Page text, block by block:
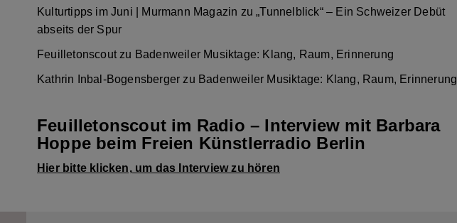
Kulturtipps im Juni | Murmann Magazin zu„Tunnelblick“ – Ein Schweizer Debüt
abseits der Spur
Feuilletonscoutzu Badenweiler Musiktage: Klang, Raum, Erinnerung
Kathrin Inbal-Bogensberger zu Badenweiler Musiktage: Klang, Raum, Erinnerung
Feuilletonscout im Radio – Interview mit Barbara
Hoppe beim Freien Künstlerradio Berlin
Hier bitte klicken, um das Interview zu hören